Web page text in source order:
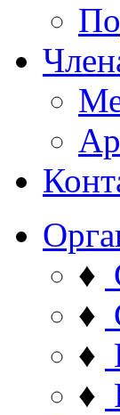
♦
♦
♦
♦